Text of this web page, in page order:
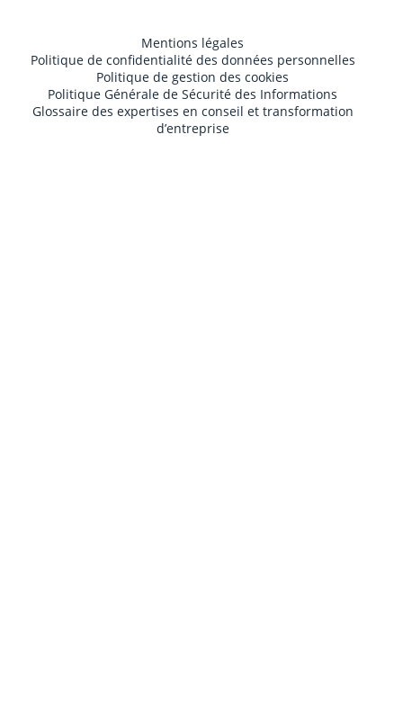
Mentions légales
Politique de confidentialité des données personnelles
Politique de gestion des cookies
Politique Générale de Sécurité des Informations
Glossaire des expertises en conseil et transformation
d’entreprise